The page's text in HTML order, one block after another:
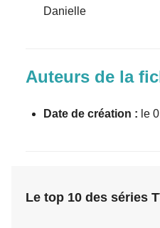
Danielle
Auteurs de la
Date de création : le
Le top 10 des séries